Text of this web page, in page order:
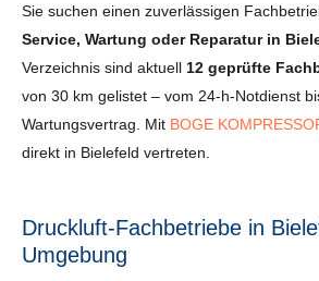
Sie suchen einen zuverlässigen
Service, Wartung oder Reparatur in
Verzeichnis sind aktuell 12 geprüfte
von 30 km gelistet – vom 24-h-Notdienst
Wartungsvertrag. Mit BOGE
direkt in Bielefeld vertreten.
Druckluft-Fachbetriebe in
Umgebung